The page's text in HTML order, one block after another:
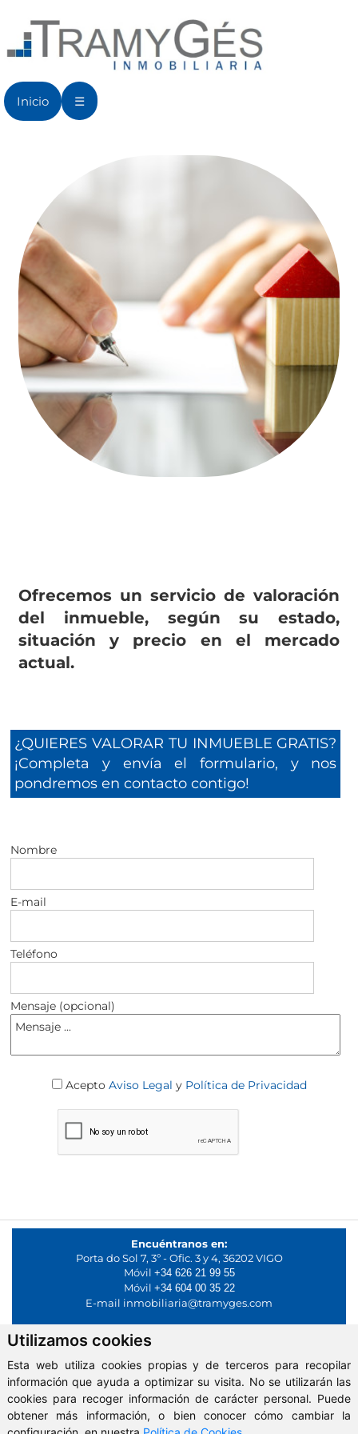
Utilizamos cookies
Esta web utiliza cookies propias y de terceros para recopilar
información que ayuda a optimizar su visita. No se utilizarán las
cookies para recoger información de carácter personal. Puede
obtener más información, o bien conocer cómo cambiar la
Inicio ☰
Ofrecemos un servicio de valoración
del inmueble, según su estado,
situación y precio en el mercado
actual.
¿QUIERES VALORAR TU INMUEBLE GRATIS?
¡Completa y envía el formulario, y nos
pondremos en contacto contigo!
Nombre
E-mail
Teléfono
Mensaje (opcional)
Acepto Aviso Legal y Política de Privacidad
Encuéntranos en:
Porta do Sol 7, 3º - Ofic. 3 y 4, 36202 VIGO
Móvil +34 626 21 99 55
Móvil +34 604 00 35 22
E-mail inmobiliaria@tramyges.com
Horario de oficina:
De lunes a viernes de 9:00 a 19:00
Redes sociales: